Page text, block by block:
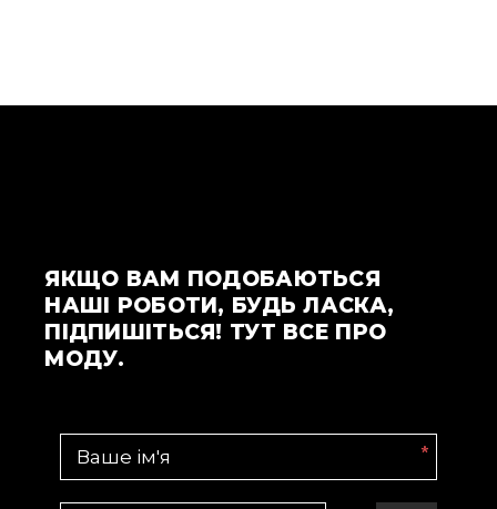
ЯКЩО ВАМ ПОДОБАЮТЬСЯ
НАШІ РОБОТИ, БУДЬ ЛАСКА,
ПІДПИШІТЬСЯ! ТУТ ВСЕ ПРО
МОДУ.
*